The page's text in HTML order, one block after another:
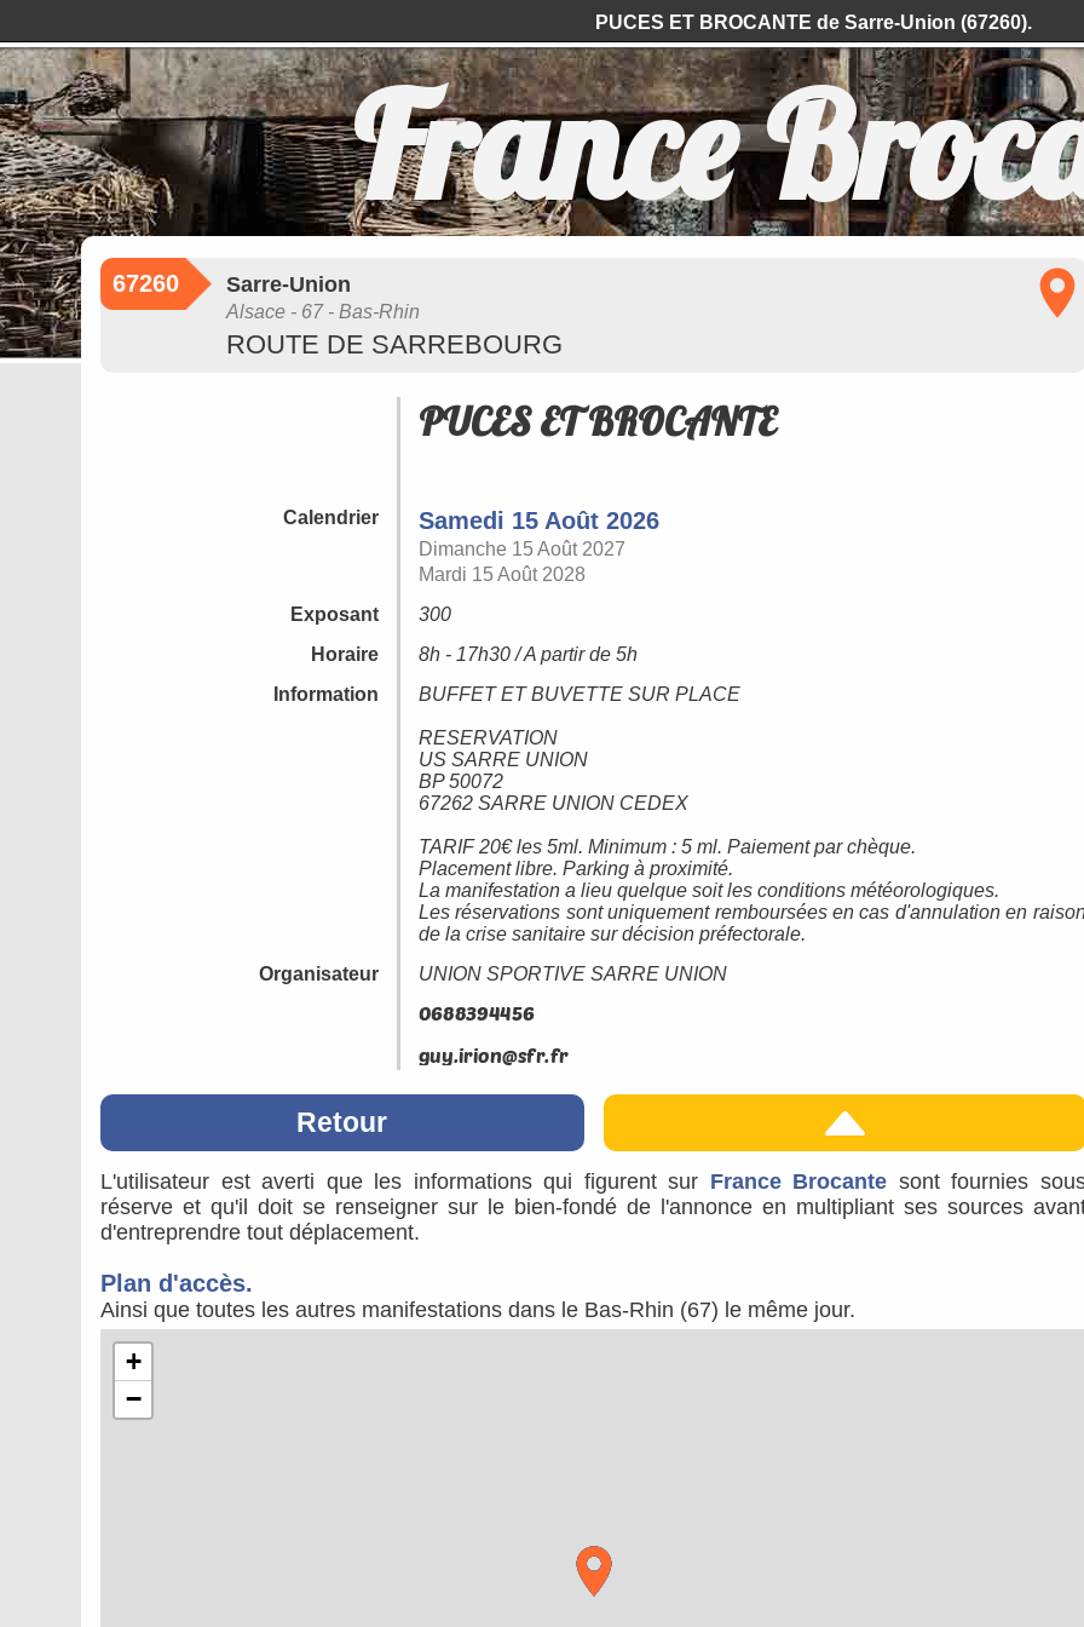
PUCES ET BROCANTE de Sarre-Union (67260).
France
67260 Sarre-Union
Alsace - 67 - Bas-Rhin
ROUTE DE SARREBOURG
PUCES ET BROCANTE
Calendrier Samedi 15 Août 2026
Dimanche 15 Août 2027
Mardi 15 Août 2028
Exposant
300
Horaire
8h - 17h30 / A partir de 5h
Information
BUFFET ET BUVETTE SUR PLACE
RESERVATION
US SARRE UNION
BP 50072
67262 SARRE UNION CEDEX
TARIF 20€ les 5ml. Minimum : 5 ml. Paiement par chèque.
Placement libre. Parking à proximité.
La manifestation a lieu quelque soit les conditions météorologiques.
Les réservations sont uniquement remboursées en cas d'annulation en
de la crise sanitaire sur décision préfectorale.
Organisateur
UNION SPORTIVE SARRE UNION
Retour
L'utilisateur est averti que les informations qui figurent sur France Brocante sont fournies
réserve et qu'il doit se renseigner sur le bien-fondé de l'annonce en multipliant ses sources
d'entreprendre tout déplacement.
Plan d'accès.
Ainsi que toutes les autres manifestations dans le Bas-Rhin (67) le même jour.
+
−